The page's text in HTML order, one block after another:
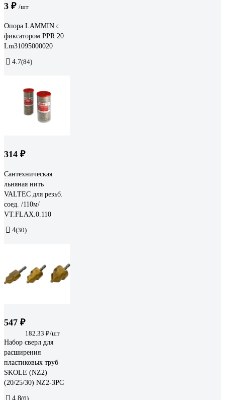
3 ₽ /шт
Опора LAMMIN с
фиксатором PPR 20
Lm31095000020
4.7(84)
314 ₽
Сантехническая
льняная нить
VALTEC для резьб.
соед. /110м/
VT.FLAX.0.110
4(30)
547 ₽
182.33 ₽/шт
Набор сверл для
расширения
пластиковых труб
SKOLE (NZ2)
(20/25/30) NZ2-3PC
4.8(6)